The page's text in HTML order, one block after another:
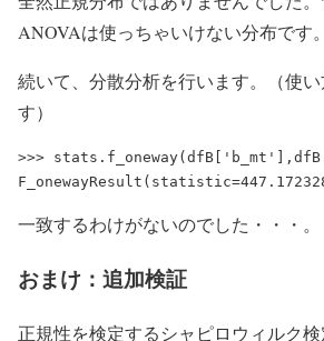
ANOVAは使っちゃいけない分布です。
続いて、分散分析を行います。（使
す）
>>>
一致するわけがないのでした・・・。
おまけ：追加検証
正規性を検定するシャピロウィルク検